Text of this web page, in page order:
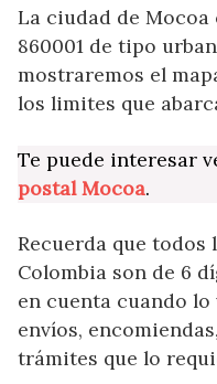
La ciudad de
860001 de tipo
mostraremos el
los limites que
Te puede interesar
postal Mocoa.
Recuerda que todos
Colombia son de 6
en cuenta cuando
envíos,
trámites que lo